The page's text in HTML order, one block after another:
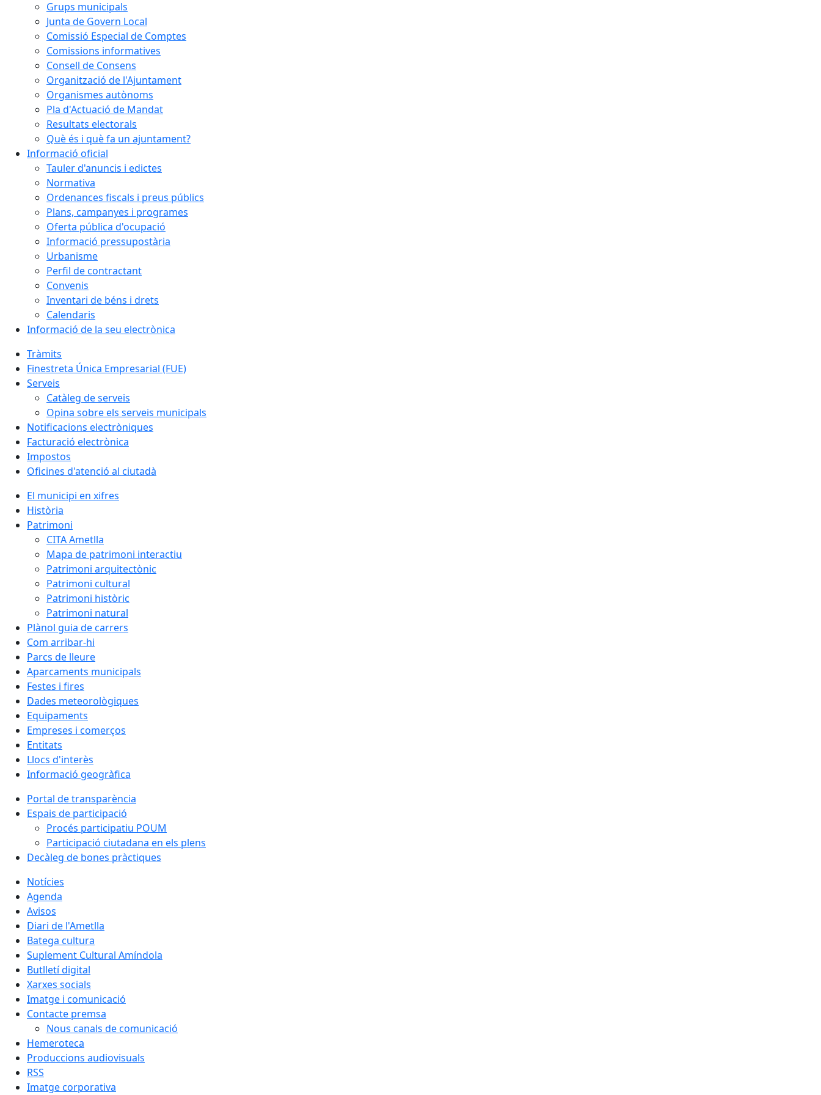
Grups municipals
Junta de Govern Local
Comissió Especial de Comptes
Comissions informatives
Consell de Consens
Organització de l'Ajuntament
Organismes autònoms
Pla d'Actuació de Mandat
Resultats electorals
Què és i què fa un ajuntament?
Informació oficial
Tauler d'anuncis i edictes
Normativa
Ordenances fiscals i preus públics
Plans, campanyes i programes
Oferta pública d'ocupació
Informació pressupostària
Urbanisme
Perfil de contractant
Convenis
Inventari de béns i drets
Calendaris
Informació de la seu electrònica
Tràmits
Finestreta Única Empresarial (FUE)
Serveis
Catàleg de serveis
Opina sobre els serveis municipals
Notificacions electròniques
Facturació electrònica
Impostos
Oficines d'atenció al ciutadà
El municipi en xifres
Història
Patrimoni
CITA Ametlla
Mapa de patrimoni interactiu
Patrimoni arquitectònic
Patrimoni cultural
Patrimoni històric
Patrimoni natural
Plànol guia de carrers
Com arribar-hi
Parcs de lleure
Aparcaments municipals
Festes i fires
Dades meteorològiques
Equipaments
Empreses i comerços
Entitats
Llocs d'interès
Informació geogràfica
Portal de transparència
Espais de participació
Procés participatiu POUM
Participació ciutadana en els plens
Decàleg de bones pràctiques
Notícies
Agenda
Avisos
Diari de l'Ametlla
Batega cultura
Suplement Cultural Amíndola
Butlletí digital
Xarxes socials
Imatge i comunicació
Contacte premsa
Nous canals de comunicació
Hemeroteca
Produccions audiovisuals
RSS
Imatge corporativa